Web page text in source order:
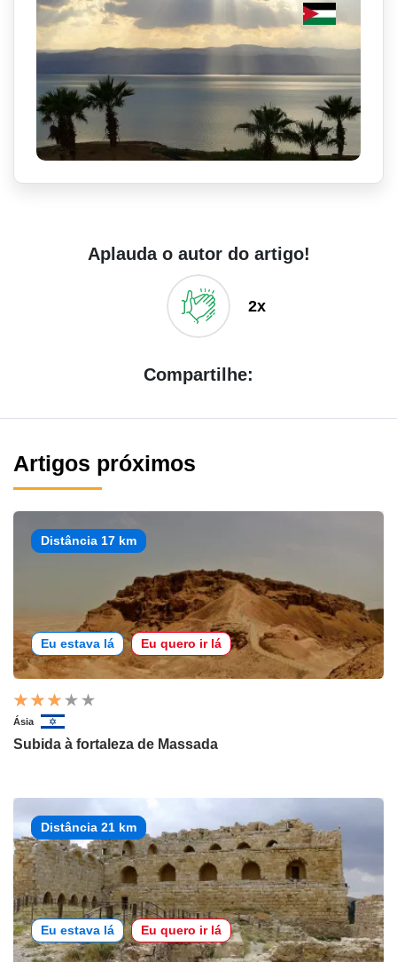
Aplauda o autor do artigo!
2x
Compartilhe:
Artigos próximos
Distância 17 km
Eu estava lá Eu quero ir lá
Ásia
Subida à fortaleza de Massada
Distância 21 km
Eu estava lá Eu quero ir lá